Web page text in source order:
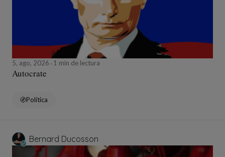
5, ago, 2026 1 min de lectura
Autocrate
Política
Bernard Ducosson